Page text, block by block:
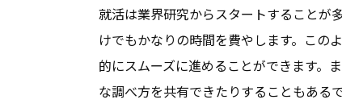
就活は業界研究からスタートすることが
けでもかなりの時間を費やします。この
的にスムーズに進めることができます。
な調べ方を共有できたりすることもあるで